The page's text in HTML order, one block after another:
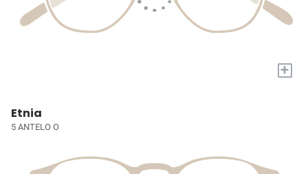
+
Etnia
5 ANTELO O